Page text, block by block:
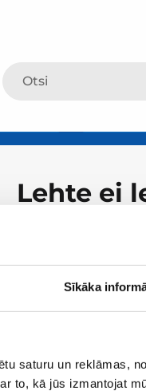
Sīkāka
saturu un reklāmas,
to, kā jūs izmantojat
Lehte ei
ist